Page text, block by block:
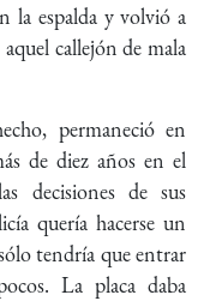
la espalda y volvió a
callejón de mala
permaneció en
de diez años en el
decisiones de sus
quería hacerse un
tendría que entrar
La placa daba